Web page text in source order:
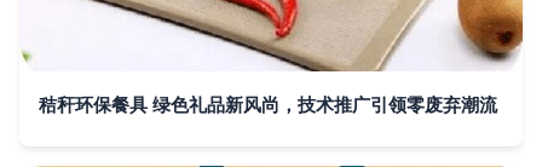
秸秆环保餐具 绿色礼品新风尚，技术推广引领零废弃潮流